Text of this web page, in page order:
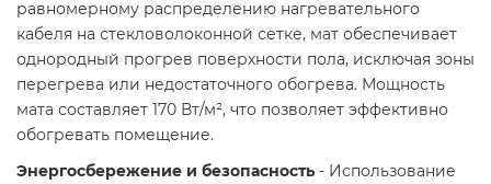
равномерному распределению нагревательного
кабеля на стекловолоконной сетке, мат обеспечивает
однородный прогрев поверхности пола, исключая зоны
перегрева или недостаточного обогрева. Мощность
мата составляет 170 Вт/м², что позволяет эффективно
обогревать помещение.​
Энергосбережение и безопасность - Использование